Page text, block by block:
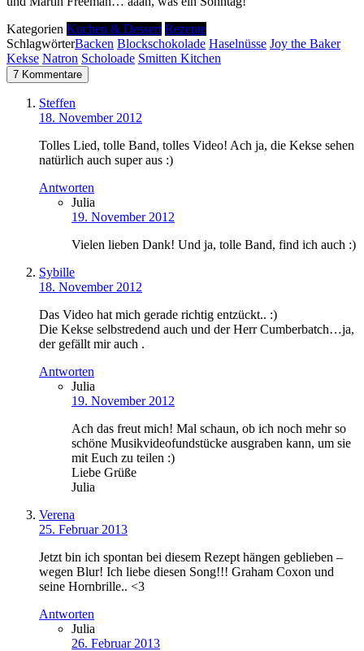
Kategorien Kuchen & Dessert Rezepte
SchlagwörterBacken Blockschokolade Haselnüsse Joy the Baker
Kekse Natron Scholoade Smitten Kitchen
7 Kommentare
Steffen
18. November 2012
Tolles Lied, tolle Band, tolles Video! Ach ja, die Kekse sehen
natürlich auch super aus :)
Antworten
Julia
19. November 2012
Vielen lieben Dank! Und ja, tolle Band, find ich auch :)
Sybille
18. November 2012
Das Video hat mich gerade richtig entzückt.. :)
Die Kekse selbstredend auch und der Herr Cumberbatch…ja,
der gefällt mir auch .
Antworten
Julia
19. November 2012
Ach das freut mich! Mal schaun, ob ich noch mehr so
schöne Musikvideofundstücke ausgraben kann, um sie
mit Euch zu teilen :)
Liebe Grüße
Julia
Verena
25. Februar 2013
Jetzt bin ich spontan bei diesem Rezept hängen geblieben –
wegen Blur! Ich liebe diesen Song!!! Graham Coxon und
seine Hornbrille.. <3
Antworten
Julia
26. Februar 2013